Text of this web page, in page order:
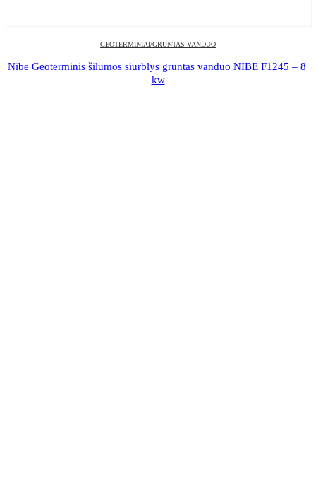
GEOTERMINIAI/GRUNTAS-VANDUO
Nibe Geoterminis šilumos siurblys gruntas vanduo NIBE F1245 – 8
kw